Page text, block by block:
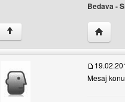
Bedava -
↑
Mesaj